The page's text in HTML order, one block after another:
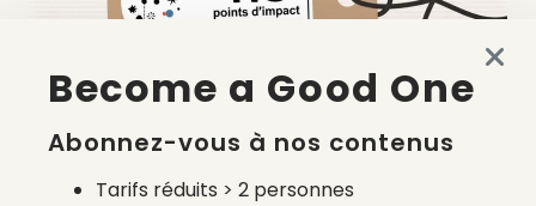
environnemental français ?
Become a Good One
Abonnez-vous à nos contenus
Tarifs réduits > 2 personnes